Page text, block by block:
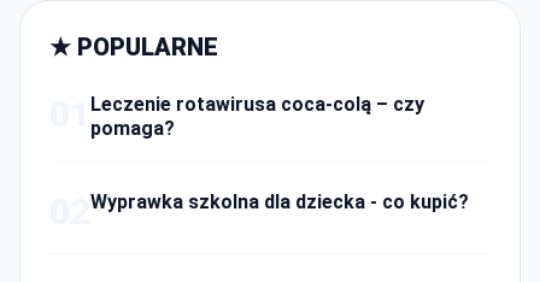
★ POPULARNE
Leczenie rotawirusa coca-colą – czy
pomaga?
Wyprawka szkolna dla dziecka - co kupić?